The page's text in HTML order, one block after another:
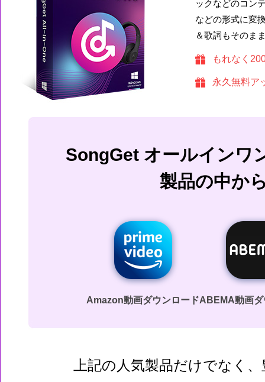
ックなどのコン
などの形式に変
＆歌詞もそのま
もれなく
永久無料ア
SongGet オールインワ
製品の中か
Amazon動画ダウンロードABEMA動画
上記の人気製品だけでなく